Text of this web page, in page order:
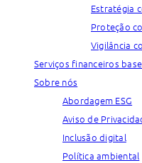
Estratégia
Proteção
Vigilância
Serviços financeiros
Sobre nós
Abordagem ESG
Aviso de
Inclusão digital
Política ambiental